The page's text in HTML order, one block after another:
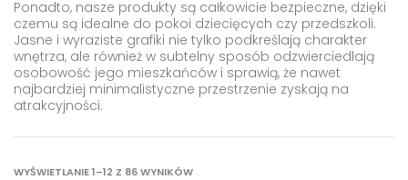
Ponadto, nasze produkty są całkowicie bezpieczne, dzięki
czemu są idealne do pokoi dziecięcych czy przedszkoli.
Jasne i wyraziste grafiki nie tylko podkreślają charakter
wnętrza, ale również w subtelny sposób odzwierciedlają
osobowość jego mieszkańców i sprawią, że nawet
najbardziej minimalistyczne przestrzenie zyskają na
atrakcyjności.
WYŚWIETLANIE 1–12 Z 86 WYNIKÓWPOSORTOWANE